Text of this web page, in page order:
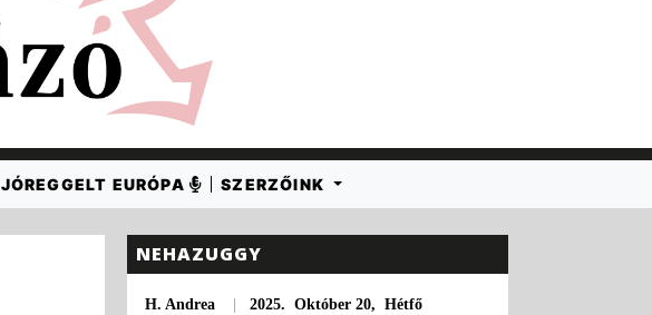
JÓREGGELT EURÓPA SZERZŐINK
NEHAZUGGY
H. Andrea |2025. Október 20, Hétfő